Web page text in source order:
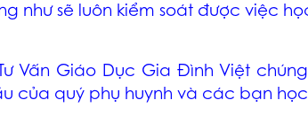
như sẽ luôn kiểm soát được việc
Vấn Giáo Dục Gia Đình Việt
của quý phụ huynh và các bạn